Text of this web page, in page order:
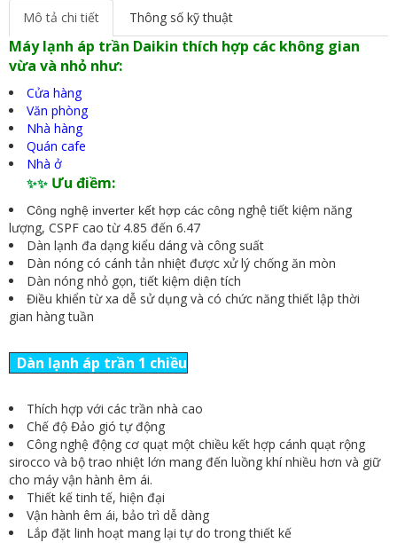
Mô tả chi tiết
Thông số kỹ thuật
Máy lạnh áp trần Daikin thích hợp các không gian
vừa và nhỏ như:
Cửa hàng
Văn phòng
Nhà hàng
Quán cafe
Nhà ở
✨✨ Ưu điềm:
Công nghệ inverter kết hợp các công nghệ tiết kiệm năng
lượng, CSPF cao từ 4.85 đến 6.47
Dàn lạnh đa dạng kiểu dáng và công suất
Dàn nóng có cánh tản nhiệt được xử lý chống ăn mòn
Dàn nóng nhỏ gọn, tiết kiệm diện tích
Điều khiển từ xa dễ sử dụng và có chức năng thiết lập thời
gian hàng tuần
Dàn lạnh áp trần 1 chiều
Thích hợp với các trần nhà cao
Chế độ Đảo gió tự động
Công nghệ động cơ quạt một chiều kết hợp cánh quạt rộng
sirocco và bộ trao nhiệt lớn mang đến luồng khí nhiều hơn và giữ
cho máy vận hành êm ái.
Thiết kế tinh tế, hiện đại
Vận hành êm ái, bảo trì dễ dàng
Lắp đặt linh hoạt mang lại tự do trong thiết kế